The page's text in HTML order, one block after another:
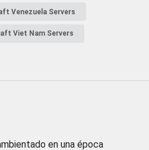
Venezuela Servers
Viet Nam Servers
en una época